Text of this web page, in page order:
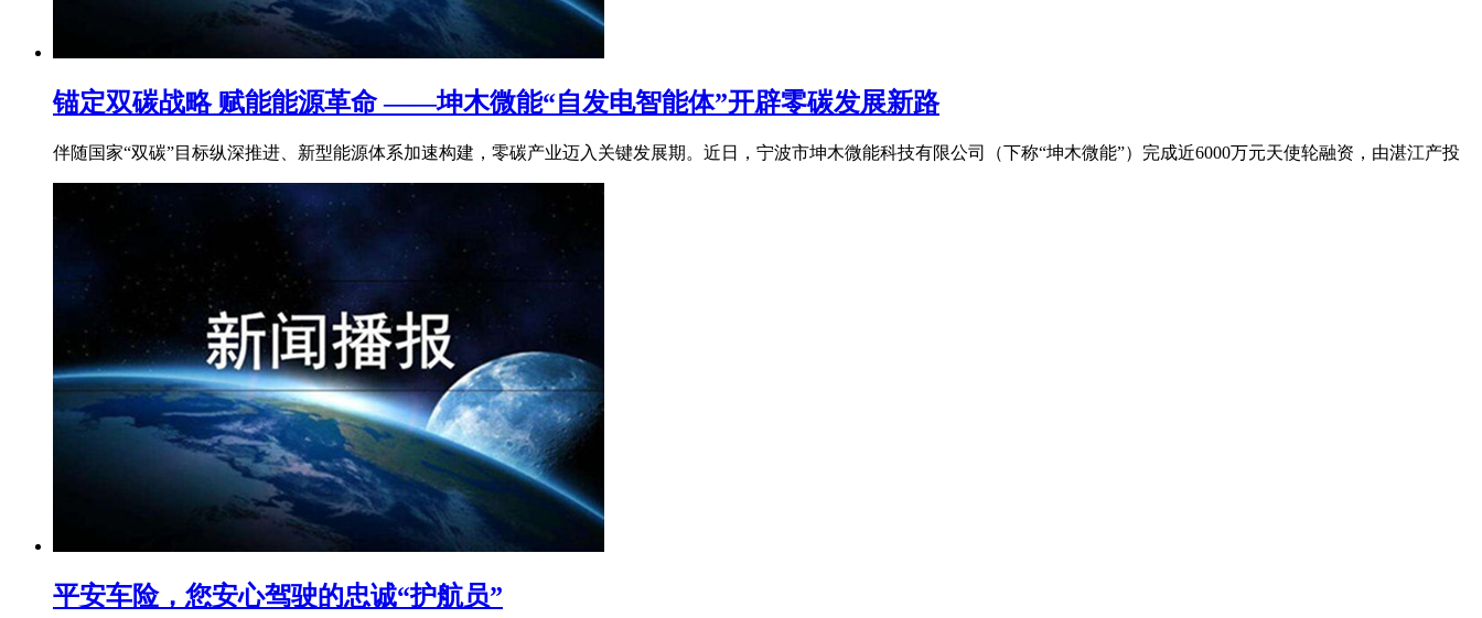
锚定双碳战略 赋能能源革命 ——坤木微能“自发电智能体”开辟零碳发展新路
伴随国家“双碳”目标纵深推进、新型能源体系加速构建，零碳产业迈入关键发展期。近日，宁波市坤木微能科技有限公司（下称“坤木微能”）完成近6000万元天使轮融资，由湛江产投
平安车险，您安心驾驶的忠诚“护航员”